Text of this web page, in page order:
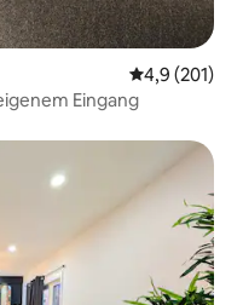
4,9 (201)
Eingang